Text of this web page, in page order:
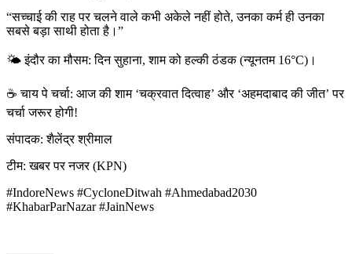
“सच्चाई की राह पर चलने वाले कभी अकेले नहीं होते, उनका कर्म ही उनका
सबसे बड़ा साथी होता है।”
🌤️ इंदौर का मौसम: दिन सुहाना, शाम को हल्की ठंडक (न्यूनतम 16°C)।
☕ चाय पे चर्चा: आज की शाम ‘चक्रवात दित्वाह’ और ‘अहमदाबाद की जीत’ पर
चर्चा जरूर होगी!
संपादक: शैलेंद्र श्रीमाल
टीम: खबर पर नजर (KPN)
#IndoreNews #CycloneDitwah #Ahmedabad2030
#KhabarParNazar #JainNews